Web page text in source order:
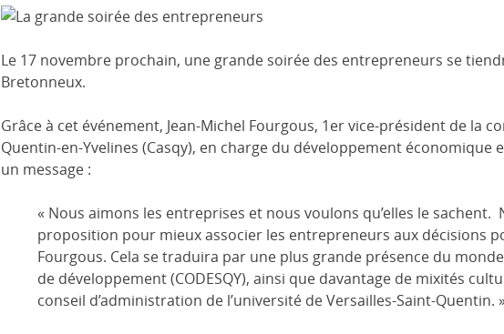
Le 17 novembre prochain, une grande soirée des entrepreneurs se
Bretonneux.
Grâce à cet événement, Jean-Michel Fourgous, 1er vice-président de la
Quentin-en-Yvelines (Casqy), en charge du développement économique
un message :
« Nous aimons les entreprises et nous voulons qu’elles le
proposition pour mieux associer les entrepreneurs aux décisions
Fourgous. Cela se traduira par une plus grande présence du
de développement (CODESQY), ainsi que davantage de mixités
conseil d’administration de l’université de Versailles-Saint-Quentin.